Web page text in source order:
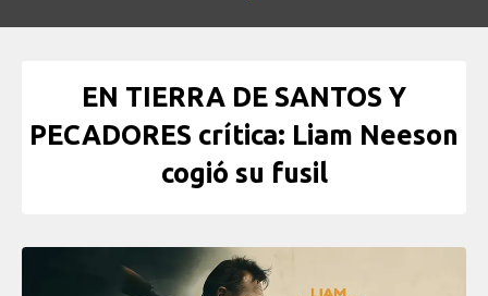
EN TIERRA DE SANTOS Y
PECADORES crítica: Liam Neeson
cogió su fusil